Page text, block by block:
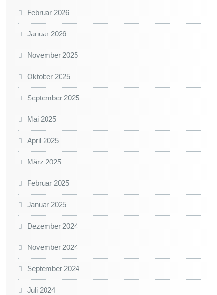
Februar 2026
Januar 2026
November 2025
Oktober 2025
September 2025
Mai 2025
April 2025
März 2025
Februar 2025
Januar 2025
Dezember 2024
November 2024
September 2024
Juli 2024